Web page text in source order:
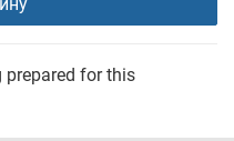
prepared for this